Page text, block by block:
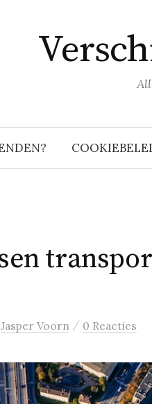
Jasper Voorn / 0 Reacties